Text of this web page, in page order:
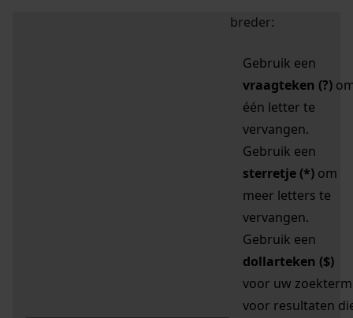
breder:
Gebruik een
vraagteken (?)
één letter te
vervangen.
Gebruik een
sterretje (*) om
meer letters te
vervangen.
Gebruik een
dollarteken ($)
voor uw zoekterm
voor resultaten